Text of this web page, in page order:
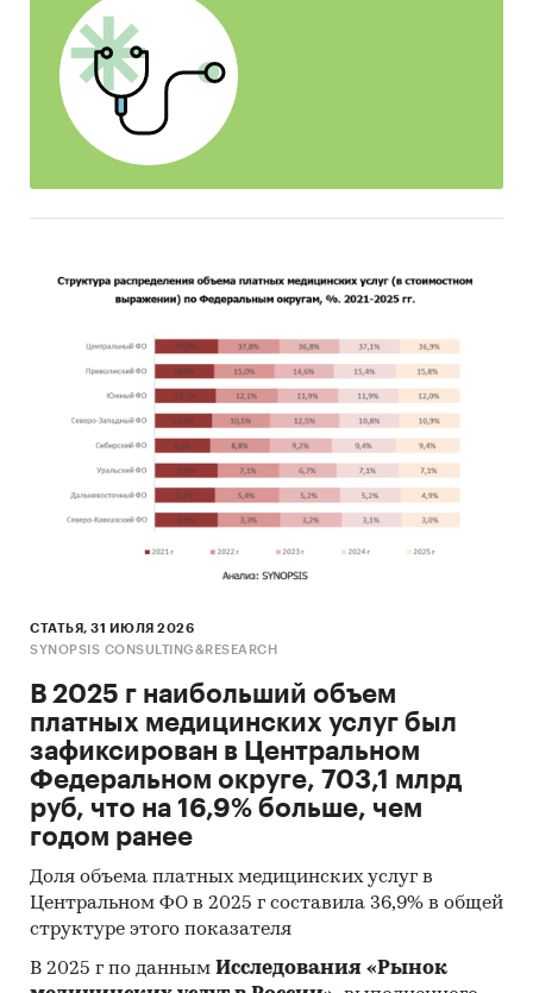
отрасли. В рейтингах и профилях учтены все
юридические лица, информация по которым
содержится в базах Федеральной службы
государственной статистики.
Наряду с обзором рынка медицинских услуг
Основным источником информации
послужили уникальные исследования
BusinesStat:
Выборочная перепись медицинских
учреждений
Аудит цен и объемов продаж медицинских
услуг
В качестве дополнительных источников
госорганов и научно-исследовательских
организаций:
Федеральная служба государственной
статистики РФ (Росстат)
Министерство здравоохранения и
социального развития РФ
Федеральная служба по финансовым
рынкам РФ
Министерство экономического развития РФ
Институт социально-экономических
СТАТЬЯ, 31 ИЮЛЯ 2026
SYNOPSIS CONSULTING&RESEARCH
В 2025 г наибольший объем
платных медицинских услуг был
зафиксирован в Центральном
Федеральном округе, 703,1 млрд
руб, что на 16,9% больше, чем
годом ранее
Доля объема платных медицинских услуг в
Центральном ФО в 2025 г составила 36,9% в общей
структуре этого показателя
В 2025 г по данным Исследования «Рынок